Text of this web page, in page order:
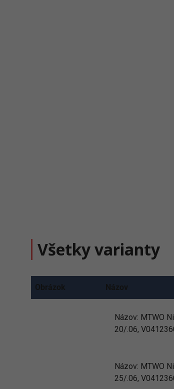
Všetky varianty
Obrázok Názov
Názov: MTWO
20/.06,
Názov: MTWO
25/.06,